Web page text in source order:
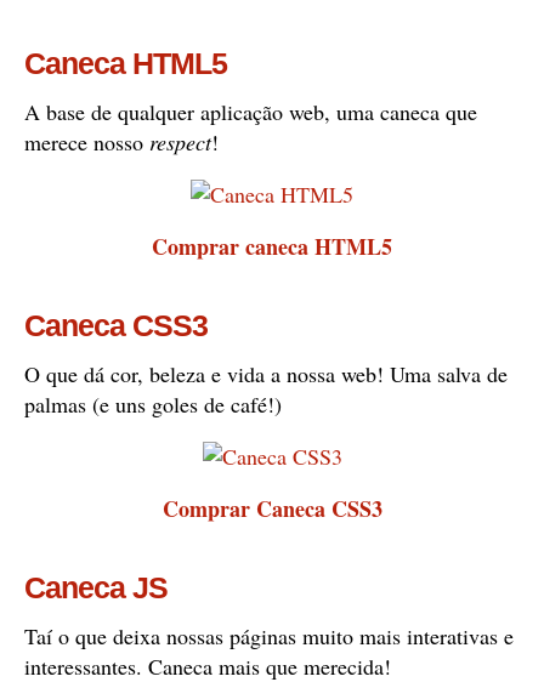
Caneca HTML5
A base de qualquer aplicação web, uma caneca que
merece nosso respect!
Comprar caneca HTML5
Caneca CSS3
O que dá cor, beleza e vida a nossa web! Uma salva de
palmas (e uns goles de café!)
Comprar Caneca CSS3
Caneca JS
Taí o que deixa nossas páginas muito mais interativas e
interessantes. Caneca mais que merecida!